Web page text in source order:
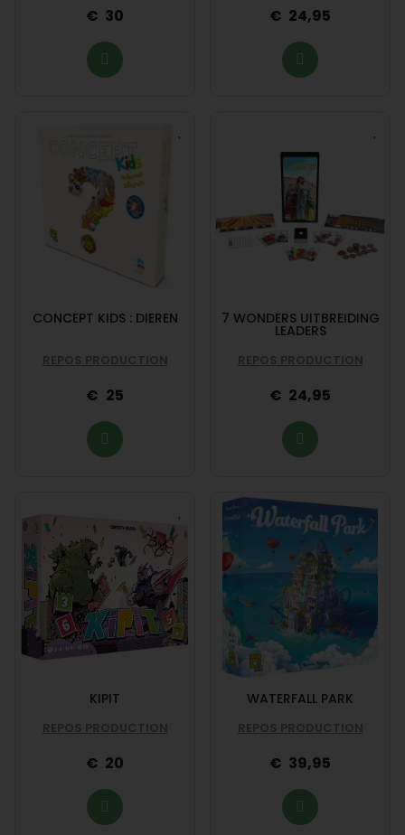
30 24,95
CONCEPT KIDS : DIEREN
REPOS PRODUCTION
25
7 WONDERS UITBREIDING
LEADERS
REPOS PRODUCTION
24,95
KIPIT
REPOS PRODUCTION
20
WATERFALL PARK
REPOS PRODUCTION
39,95